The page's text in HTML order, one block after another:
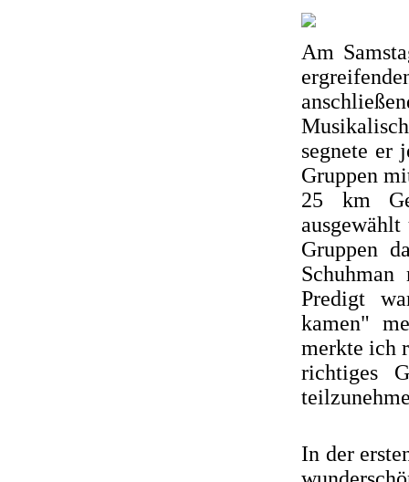
Am
segnete er
Gruppen
25 km
Gruppen
Predigt
kamen"
merkte ich
richtiges
In der